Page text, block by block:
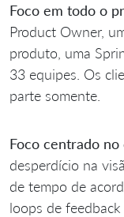
Foco em todo o
Product Owner,
produto, uma
33 equipes. Os
parte somente.
Foco centrado no
desperdício na
de tempo de
loops de